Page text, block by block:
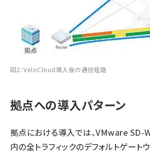
図2：VeloCloud導入後の通信経路
拠点への導入パターン
拠点における導入では、VMware SD-
内の全トラフィックのデフォルトゲート